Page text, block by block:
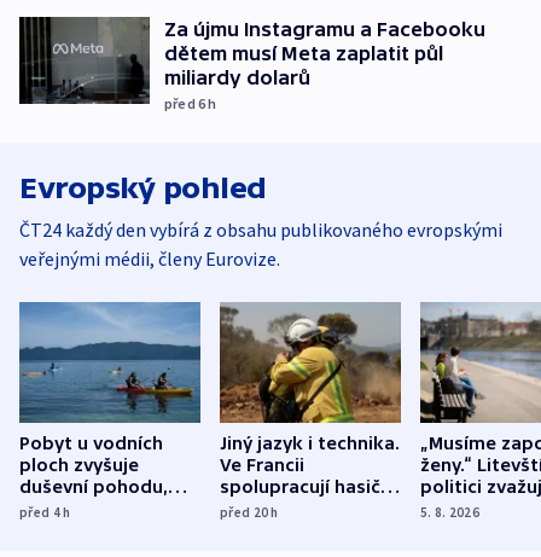
Za újmu Instagramu a Facebooku
dětem musí Meta zaplatit půl
miliardy dolarů
před 6h
Evropský pohled
ČT24 každý den vybírá z obsahu publikovaného evropskými
veřejnými médii, členy Eurovize.
Pobyt u vodních
ploch zvyšuje
duševní pohodu,
ukázala
před 4h
Jiný jazyk i technika.
Ve Francii
spolupracují hasiči z
různých zemí
před 20h
„Musíme
ženy.“
politici
dohodu o
5. 8. 2026